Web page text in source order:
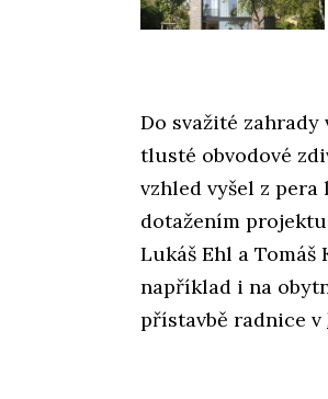
Do svažité
tlusté obvodové
vzhled vyšel z
dotažením
Lukáš Ehl a
například i na
přístavbě radnice v